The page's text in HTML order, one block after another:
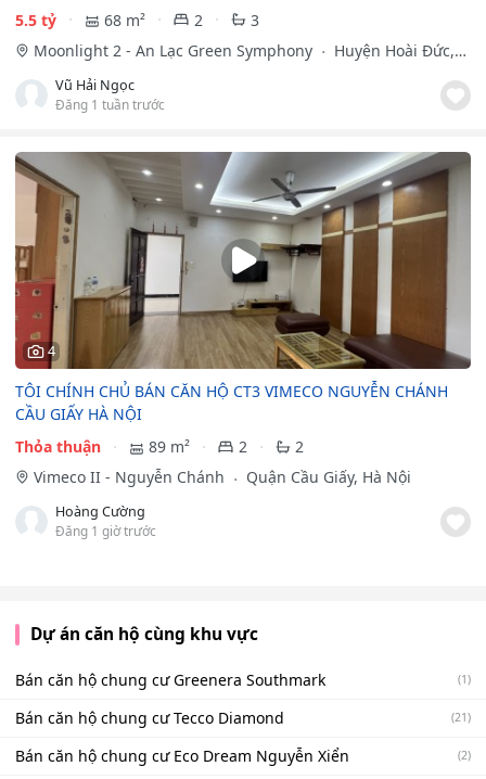
5.5 tỷ 68 m² 2
3
Moonlight 2 - An Lạc Green Symphony
Huyện Hoài Đức,
Vũ Hải Ngọc
Đăng 1 tuần trước
4
TÔI CHÍNH CHỦ BÁN CĂN HỘ CT3 VIMECO NGUYỄN CHÁNH
CẦU GIẤY HÀ NỘI
Thỏa thuận
89 m² 2
2
Vimeco II - Nguyễn Chánh
Quận Cầu Giấy, Hà Nội
Hoàng Cường
Đăng 1 giờ trước
Dự án căn hộ cùng khu vực
Bán căn hộ chung cư Greenera Southmark (1)
Bán căn hộ chung cư Tecco Diamond (21)
Bán căn hộ chung cư Eco Dream Nguyễn Xiển (2)